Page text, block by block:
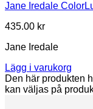
Jane Iredale
435.00 kr
Jane Iredale
Lägg i varukorg
Den här produkten
kan väljas på